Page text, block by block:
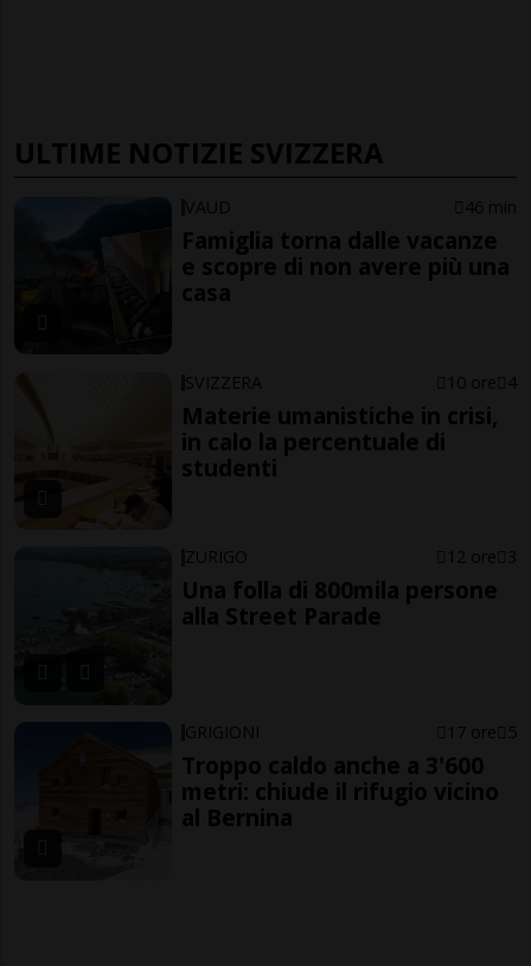
ULTIME NOTIZIE SVIZZERA
VAUD 46 min
Famiglia torna dalle vacanze
e scopre di non avere più una
casa
SVIZZERA 10 ore 4
Materie umanistiche in crisi,
in calo la percentuale di
studenti
ZURIGO 12 ore 3
Una folla di 800mila persone
alla Street Parade
GRIGIONI 17 ore 5
Troppo caldo anche a 3'600
metri: chiude il rifugio vicino
al Bernina